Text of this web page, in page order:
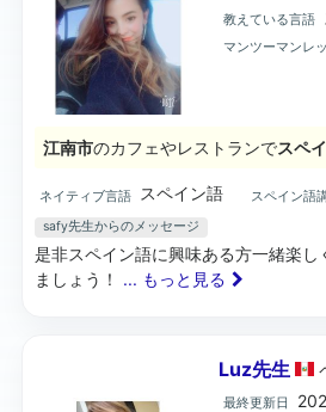
教えている言語
マンツーマンレ
江南市のカフェやレストランでスペ
ネイティブ言語 スペイン語 スペイン語
safy先生からのメッセージ
是非スペイン語に興味ある方一緒楽し
ましょう！ ... もっと見る
Luz先生
最終更新日